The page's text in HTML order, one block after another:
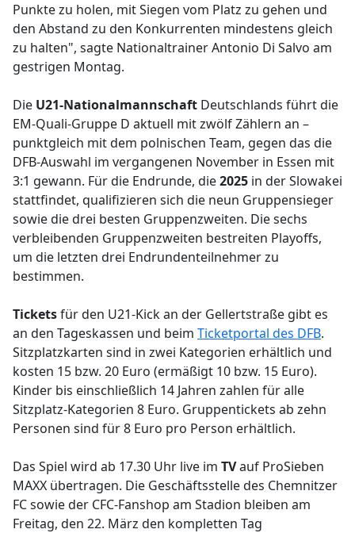
Punkte zu holen, mit Siegen vom Platz zu gehen und
den Abstand zu den Konkurrenten mindestens gleich
zu halten", sagte Nationaltrainer Antonio Di Salvo am
gestrigen Montag.
Die U21-Nationalmannschaft Deutschlands führt die
EM-Quali-Gruppe D aktuell mit zwölf Zählern an –
punktgleich mit dem polnischen Team, gegen das die
DFB-Auswahl im vergangenen November in Essen mit
3:1 gewann. Für die Endrunde, die2025 in der Slowakei
stattfindet, qualifizieren sich die neun Gruppensieger
sowie die drei besten Gruppenzweiten. Die sechs
verbleibenden Gruppenzweiten bestreiten Playoffs,
um die letzten drei Endrundenteilnehmer zu
bestimmen.
Ticketsfür den U21-Kick an der Gellertstraße gibt es
an den Tageskassen und beim Ticketportal des DFB.
Sitzplatzkarten sind in zwei Kategorien erhältlich und
kosten 15 bzw. 20 Euro (ermäßigt 10 bzw. 15 Euro).
Kinder bis einschließlich 14 Jahren zahlen für alle
Sitzplatz-Kategorien 8 Euro. Gruppentickets ab zehn
Personen sind für 8 Euro pro Person erhältlich.
Das Spiel wird ab 17.30 Uhr live im TVauf ProSieben
MAXX übertragen. Die Geschäftsstelle des Chemnitzer
FC sowie der CFC-Fanshop am Stadion bleiben am
Freitag, den 22. März den kompletten Tag